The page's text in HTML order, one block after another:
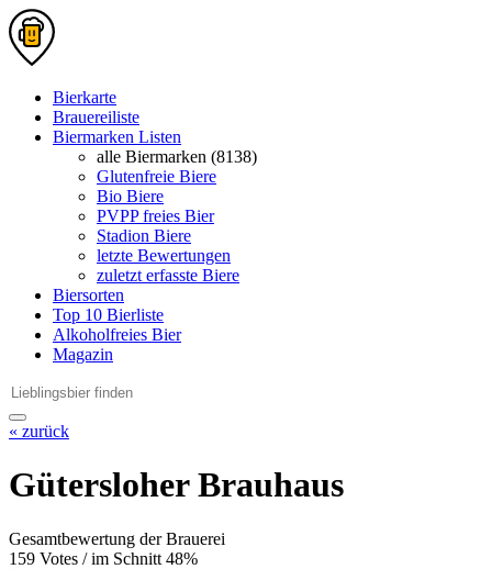
Bierkarte
Brauereiliste
Biermarken Listen
alle Biermarken (8138)
Glutenfreie Biere
Bio Biere
PVPP freies Bier
Stadion Biere
letzte Bewertungen
zuletzt erfasste Biere
Biersorten
Top 10 Bierliste
Alkoholfreies Bier
Magazin
« zurück
Gütersloher Brauhaus
Gesamtbewertung der Brauerei
159 Votes / im Schnitt 48%